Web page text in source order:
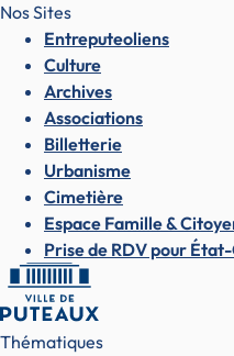
Nos Sites
Entreputeoliens
Culture
Archives
Associations
Billetterie
Urbanisme
Cimetière
Espace Famille &
Prise de RDV pour
Thématiques